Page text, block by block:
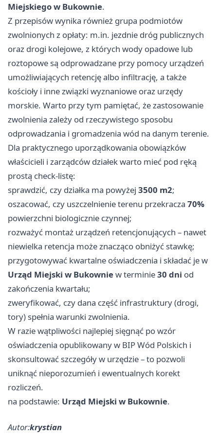
Miejskiego w Bukownie.
Z przepisów wynika również grupa podmiotów
zwolnionych z opłaty: m.in. jezdnie dróg publicznych
oraz drogi kolejowe, z których wody opadowe lub
roztopowe są odprowadzane przy pomocy urządzeń
umożliwiających retencję albo infiltrację, a także
kościoły i inne związki wyznaniowe oraz urzędy
morskie. Warto przy tym pamiętać, że zastosowanie
zwolnienia zależy od rzeczywistego sposobu
odprowadzania i gromadzenia wód na danym terenie.
Dla praktycznego uporządkowania obowiązków
właścicieli i zarządców działek warto mieć pod ręką
prostą check-listę:
sprawdzić, czy działka ma powyżej 3500 m2;
oszacować, czy uszczelnienie terenu przekracza 70%
powierzchni biologicznie czynnej;
rozważyć montaż urządzeń retencjonujących – nawet
niewielka retencja może znacząco obniżyć stawkę;
przygotowywać kwartalne oświadczenia i składać je w
Urząd Miejski w Bukowniew terminie30 dni od
zakończenia kwartału;
zweryfikować, czy dana część infrastruktury (drogi,
tory) spełnia warunki zwolnienia.
W razie wątpliwości najlepiej sięgnąć po wzór
oświadczenia opublikowany w BIP Wód Polskich i
skonsultować szczegóły w urzędzie – to pozwoli
uniknąć nieporozumień i ewentualnych korekt
rozliczeń.
na podstawie: Urząd Miejski w Bukownie.
Autor:krystian